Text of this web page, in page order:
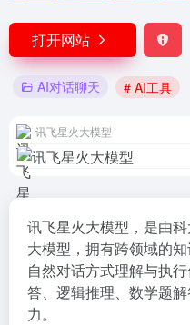
打开网站
AI对话聊天 # AI工具
讯飞星火大模型
讯飞星火大模型，是由
大模型，拥有跨领域的
自然对话方式理解与执
答、逻辑推理、数学题
力。